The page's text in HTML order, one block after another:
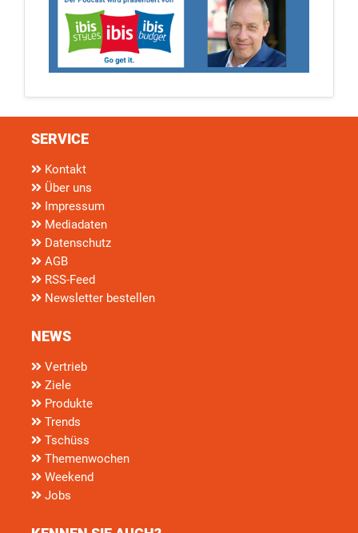
SERVICE
Kontakt
Über uns
Impressum
Mediadaten
Datenschutz
AGB
RSS-Feed
Newsletter bestellen
NEWS
Vertrieb
Ziele
Produkte
Trends
Tschüss
Themenwochen
Weekend
Jobs